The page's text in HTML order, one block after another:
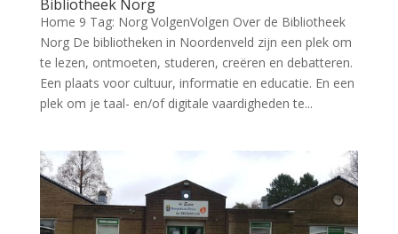
Bibliotheek Norg
Home 9 Tag: Norg VolgenVolgen Over de Bibliotheek
Norg De bibliotheken in Noordenveld zijn een plek om
te lezen, ontmoeten, studeren, creëren en debatteren.
Een plaats voor cultuur, informatie en educatie. En een
plek om je taal- en/of digitale vaardigheden te...